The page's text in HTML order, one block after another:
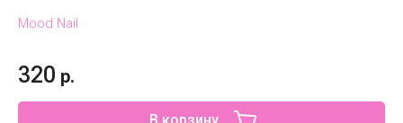
Mood Nail
320 р.